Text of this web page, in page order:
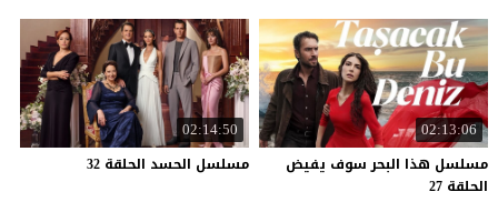
02:13:06
مسلسل هذا البحر سوف يفيض
الحلقة 27
02:14:50
مسلسل الحسد الحلقة 32